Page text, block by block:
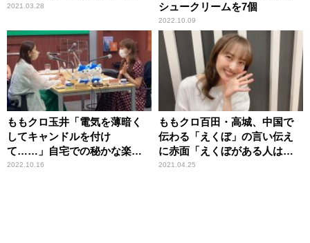
2021.03.28
シュークリームを7個
2022.10.09
ももクロ玉井「電気を薄暗く
してキャンドルを付け
て……」自宅での秘かな楽し
み
2022.10.16
ももクロ百田・高城、中国で
伝わる「えくぼ」の言い伝え
に赤面「えくぼがある人は忘
れられない人がいて……」
2021.04.25